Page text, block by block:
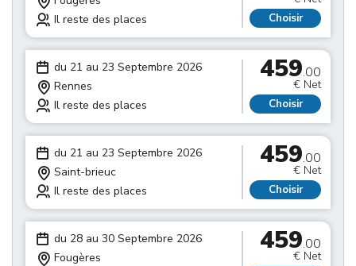
Il reste des places
Choisir
du 21 au 23 Septembre 2026
Rennes
Il reste des places
459.00
€ Net
Choisir
du 21 au 23 Septembre 2026
Saint-brieuc
Il reste des places
459.00
€ Net
Choisir
du 28 au 30 Septembre 2026
Fougères
459.00
€ Net